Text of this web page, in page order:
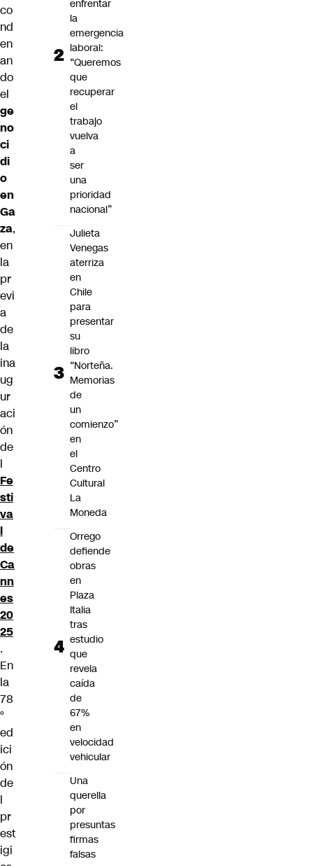
co
nd
en
an
do
el
ge
no
ci
di
o
en
Ga
za,
en
la
pr
evi
a
de
la
ina
ug
ur
aci
ón
de
l
Fe
sti
va
l
de
Ca
nn
es
20
25
.
En
la
78
°
ed
ici
ón
de
l
pr
est
igi
enfrentar
la
emergencia
laboral:
“Queremos
que
recuperar
el
trabajo
vuelva
a
ser
una
prioridad
nacional”
Julieta
Venegas
aterriza
en
Chile
para
presentar
su
libro
“Norteña.
Memorias
de
un
comienzo”
en
el
Centro
Cultural
La
Moneda
Orrego
defiende
obras
en
Plaza
Italia
tras
estudio
que
revela
caída
de
67%
en
velocidad
vehicular
Una
querella
por
presuntas
firmas
falsas